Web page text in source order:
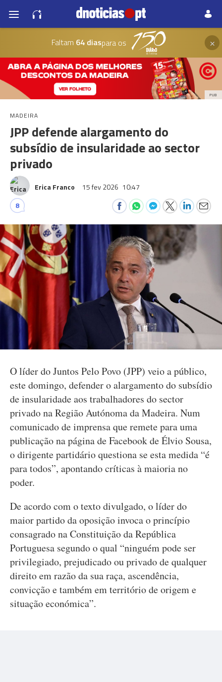
Faltam 64 diaspara os ×
PUB
MADEIRA
JPP defende alargamento do
subsídio de insularidade ao sector
privado
Erica Franco 15 fev 2026 10:47
8
O líder do Juntos Pelo Povo (JPP) veio a público,
este domingo, defender o alargamento do subsídio
de insularidade aos trabalhadores do sector
privado na Região Autónoma da Madeira. Num
comunicado de imprensa que remete para uma
publicação na página de Facebook de Élvio Sousa,
o dirigente partidário questiona se esta medida “é
para todos”, apontando críticas à maioria no
poder.
De acordo com o texto divulgado, o líder do
maior partido da oposição invoca o princípio
consagrado na Constituição da República
Portuguesa segundo o qual “ninguém pode ser
privilegiado, prejudicado ou privado de qualquer
direito em razão da sua raça, ascendência,
convicção e também em território de origem e
situação económica”.